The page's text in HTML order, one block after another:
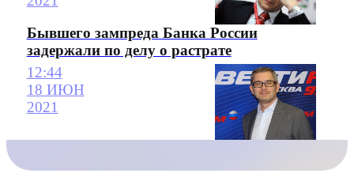
Бывшего зампреда Банка России
задержали по делу о растрате
12:44
18 ИЮН
2021